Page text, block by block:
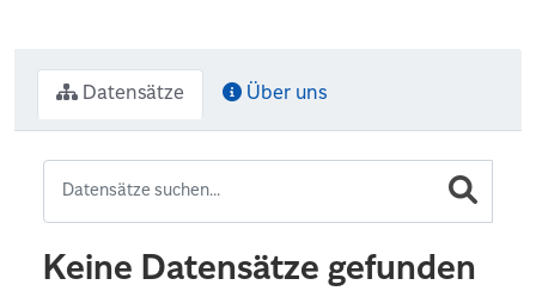
Datensätze Über uns
Keine Datensätze gefunden